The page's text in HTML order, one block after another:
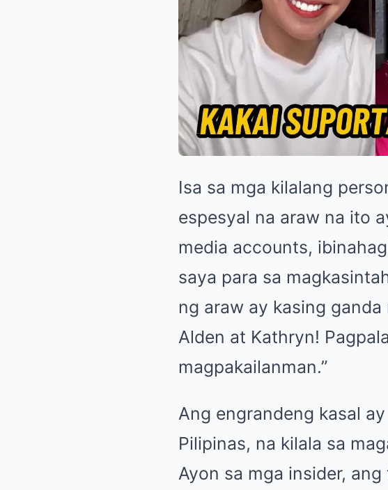
Isa sa mga kilalang
espesyal na araw na ito
media accounts,
saya para sa
ng araw ay kasing
Alden at Kathryn!
magpakailanman.”
Ang engrandeng kasal
Pilipinas, na kilala sa
Ayon sa mga insider,